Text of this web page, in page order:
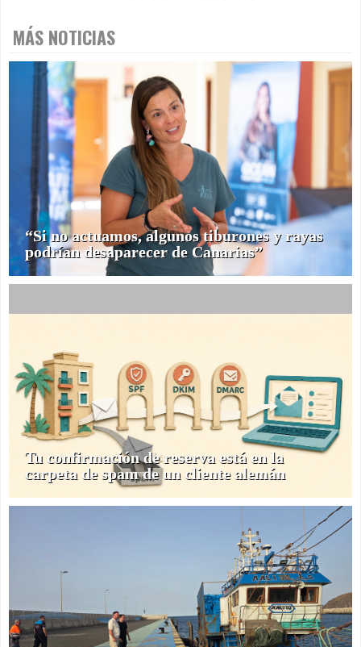
MÁS NOTICIAS
“Si no actuamos, algunos tiburones y rayas
podrían desaparecer de Canarias”
Tu confirmación de reserva está en la
carpeta de spam de un cliente alemán